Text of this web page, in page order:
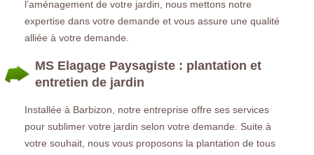
l’aménagement de votre jardin, nous mettons notre
expertise dans votre demande et vous assure une qualité
alliée à votre demande.
MS Elagage Paysagiste : plantation et
entretien de jardin
Installée à Barbizon, notre entreprise offre ses services
pour sublimer votre jardin selon votre demande. Suite à
votre souhait, nous vous proposons la plantation de tous